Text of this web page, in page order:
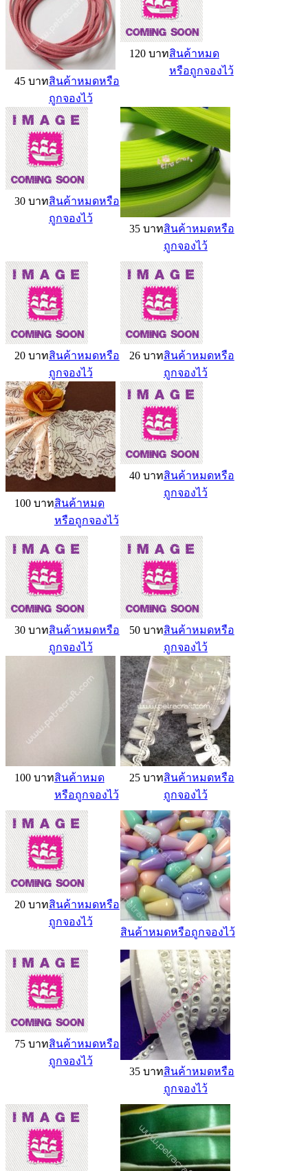
45 บาทสินค้าหมดหรือ
ถูกจองไว้
120 บาทสินค้าหมด
หรือถูกจองไว้
30 บาทสินค้าหมดหรือ
ถูกจองไว้
35 บาทสินค้าหมดหรือ
ถูกจองไว้
20 บาทสินค้าหมดหรือ
ถูกจองไว้
26 บาทสินค้าหมดหรือ
ถูกจองไว้
100 บาทสินค้าหมด
หรือถูกจองไว้
40 บาทสินค้าหมดหรือ
ถูกจองไว้
30 บาทสินค้าหมดหรือ
ถูกจองไว้
50 บาทสินค้าหมดหรือ
ถูกจองไว้
100 บาทสินค้าหมด
หรือถูกจองไว้
25 บาทสินค้าหมดหรือ
ถูกจองไว้
20 บาทสินค้าหมดหรือ
ถูกจองไว้
สินค้าหมดหรือถูกจองไว้
75 บาทสินค้าหมดหรือ
ถูกจองไว้
35 บาทสินค้าหมดหรือ
ถูกจองไว้